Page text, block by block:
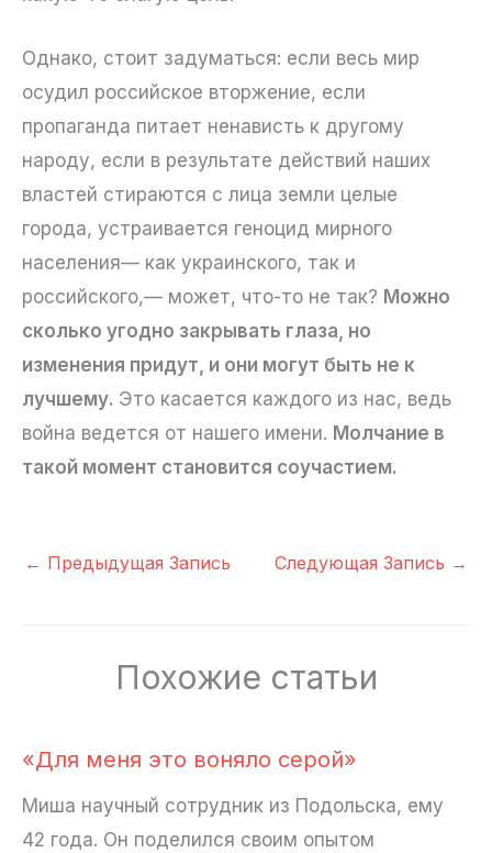
Однако, стоит задуматься: если весь мир
осудил российское вторжение, если
пропаганда питает ненависть к другому
народу, если в результате действий наших
властей стираются с лица земли целые
города, устраивается геноцид мирного
населения— как украинского, так и
российского,— может, что-то не так? Можно
сколько угодно закрывать глаза, но
изменения придут, и они могут быть не к
лучшему. Это касается каждого из нас, ведь
война ведется от нашего имени. Молчание в
такой момент становится соучастием.
← Предыдущая Запись Следующая Запись →
Похожие статьи
«Для меня это воняло серой»
Миша научный сотрудник из Подольска, ему
42 года. Он поделился своим опытом